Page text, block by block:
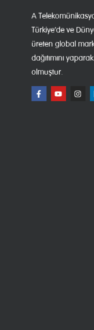
A
Türkiye’de ve
üreten global
dağıtımını
olmuştur.